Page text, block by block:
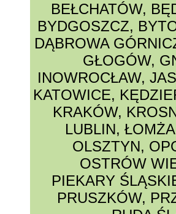
BEŁCHATÓW,
BYDGOSZCZ,
DĄBROWA
GŁOGÓW,
INOWROCŁAW,
KATOWICE,
KRAKÓW,
LUBLIN, ŁOMŻA
OLSZTYN,
OSTRÓW
PIEKARY
PRUSZKÓW,